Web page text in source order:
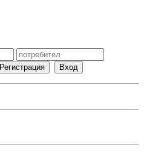
Регистрация Вход